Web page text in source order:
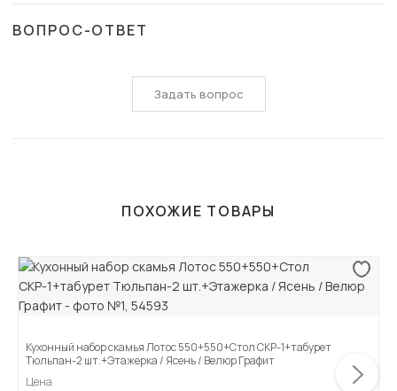
ВОПРОС-ОТВЕТ
Задать вопрос
ПОХОЖИЕ ТОВАРЫ
Кухонный набор скамья Лотос 550+550+Стол СКР-1+табурет
Тюльпан-2 шт.+Этажерка / Ясень / Велюр Графит
Цена